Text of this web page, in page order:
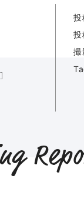
投
投
撮